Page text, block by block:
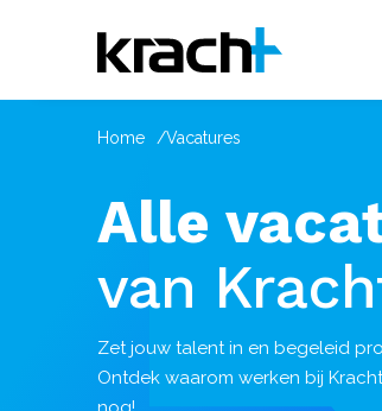
Home Vacatures
Alle
van
Zet jouw talent in en begeleid
Ontdek waarom werken bij